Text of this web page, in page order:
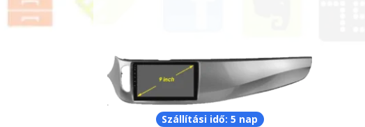
Szállítási idő: 5 nap